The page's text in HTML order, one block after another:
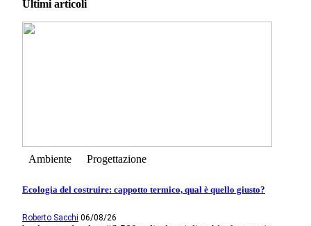
Ultimi articoli
Ambiente Progettazione
Ecologia del costruire: cappotto termico, qual è quello giusto?
Roberto Sacchi 06/08/26